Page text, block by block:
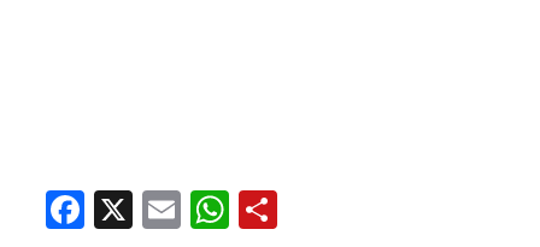
Facebook
X EmailWhatsApp
Share